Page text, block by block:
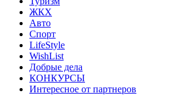
ЖКХ
Авто
Спорт
LifeStyle
WishList
Добрые дела
КОНКУРСЫ
Интересное от партнеров